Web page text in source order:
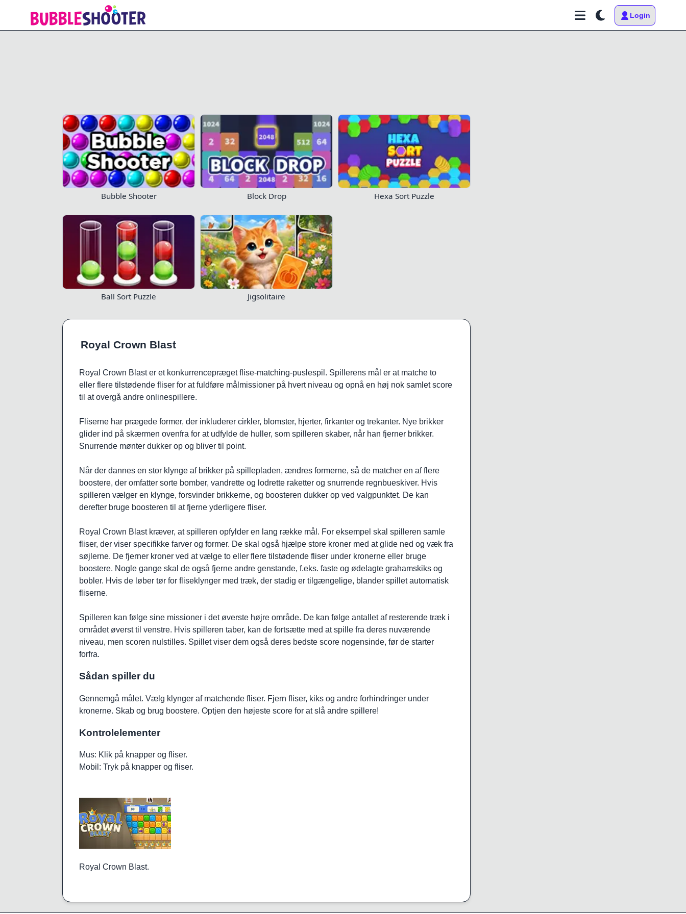
Login
Royal Crown Blast 0/10 0/50 27 8
Bubble Shooter Block Drop Hexa Sort Puzzle
Ball Sort Puzzle Jigsolitaire
Royal Crown Blast
Royal Crown Blast er et konkurrencepræget flise-matching-puslespil. Spillerens mål er at matche to
eller flere tilstødende fliser for at fuldføre målmissioner på hvert niveau og opnå en høj nok samlet score
til at overgå andre onlinespillere.
Fliserne har prægede former, der inkluderer cirkler, blomster, hjerter, firkanter og trekanter. Nye brikker
glider ind på skærmen ovenfra for at udfylde de huller, som spilleren skaber, når han fjerner brikker.
Snurrende mønter dukker op og bliver til point.
Når der dannes en stor klynge af brikker på spillepladen, ændres formerne, så de matcher en af flere
boostere, der omfatter sorte bomber, vandrette og lodrette raketter og snurrende regnbueskiver. Hvis
spilleren vælger en klynge, forsvinder brikkerne, og boosteren dukker op ved valgpunktet. De kan
derefter bruge boosteren til at fjerne yderligere fliser.
Royal Crown Blast kræver, at spilleren opfylder en lang række mål. For eksempel skal spilleren samle
fliser, der viser specifikke farver og former. De skal også hjælpe store kroner med at glide ned og væk fra
søjlerne. De fjerner kroner ved at vælge to eller flere tilstødende fliser under kronerne eller bruge
boostere. Nogle gange skal de også fjerne andre genstande, f.eks. faste og ødelagte grahamskiks og
bobler. Hvis de løber tør for fliseklynger med træk, der stadig er tilgængelige, blander spillet automatisk
fliserne.
Spilleren kan følge sine missioner i det øverste højre område. De kan følge antallet af resterende træk i
området øverst til venstre. Hvis spilleren taber, kan de fortsætte med at spille fra deres nuværende
niveau, men scoren nulstilles. Spillet viser dem også deres bedste score nogensinde, før de starter
forfra.
Sådan spiller du
Gennemgå målet. Vælg klynger af matchende fliser. Fjern fliser, kiks og andre forhindringer under
kronerne. Skab og brug boostere. Optjen den højeste score for at slå andre spillere!
Kontrolelementer
Mus: Klik på knapper og fliser.
Mobil: Tryk på knapper og fliser.
Royal Crown Blast.